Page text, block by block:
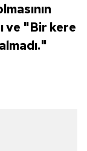
ve "Bir kere